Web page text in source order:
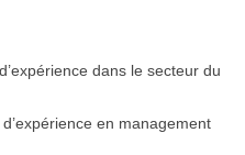
dans le secteur du
en management